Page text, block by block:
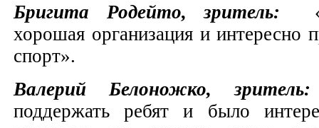
Бригита Родейто, зритель:
хорошая организация и интересно
спорт».
Валерий Белоножко,
поддержать ребят и было